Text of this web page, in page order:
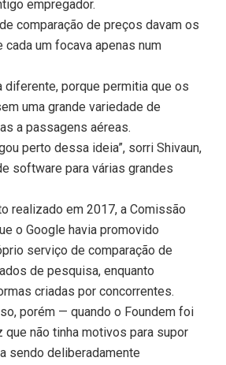
empregador.
comparação de preços davam os
um focava apenas num
diferente, porque permitia que os
uma grande variedade de
a passagens aéreas.
perto dessa ideia”, sorri Shivaun,
software para várias grandes
realizado em 2017, a Comissão
o Google havia promovido
serviço de comparação de
de pesquisa, enquanto
criadas por concorrentes.
porém — quando o Foundem foi
que não tinha motivos para supor
sendo deliberadamente